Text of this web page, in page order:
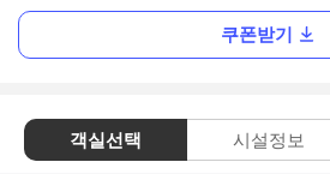
쿠폰받기
객실선택 시설정보